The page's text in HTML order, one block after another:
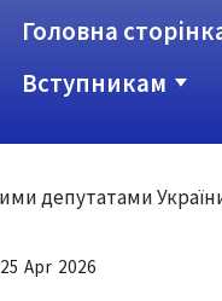
Головна
Вступникам
25 Apr 2026